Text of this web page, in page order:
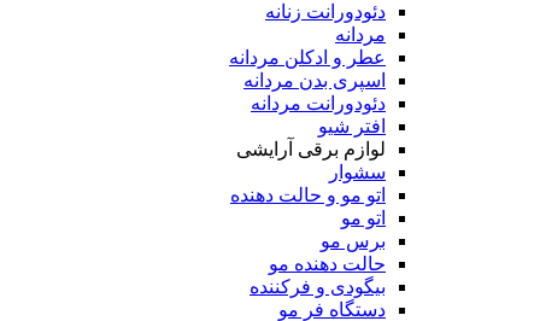
دئودورانت زنانه
مردانه
عطر و ادکلن مردانه
اسپری بدن مردانه
دئودورانت مردانه
افتر شیو
لوازم برقی آرایشی
سشوار
اتو مو و حالت دهنده
اتو مو
برس مو
حالت دهنده مو
بیگودی و فرکننده
دستگاه فر مو